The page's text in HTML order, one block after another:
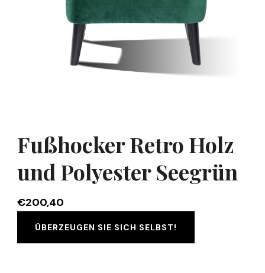
Fußhocker Retro Holz
und Polyester Seegrün
€200,40
ÜBERZEUGEN SIE SICH SELBST!